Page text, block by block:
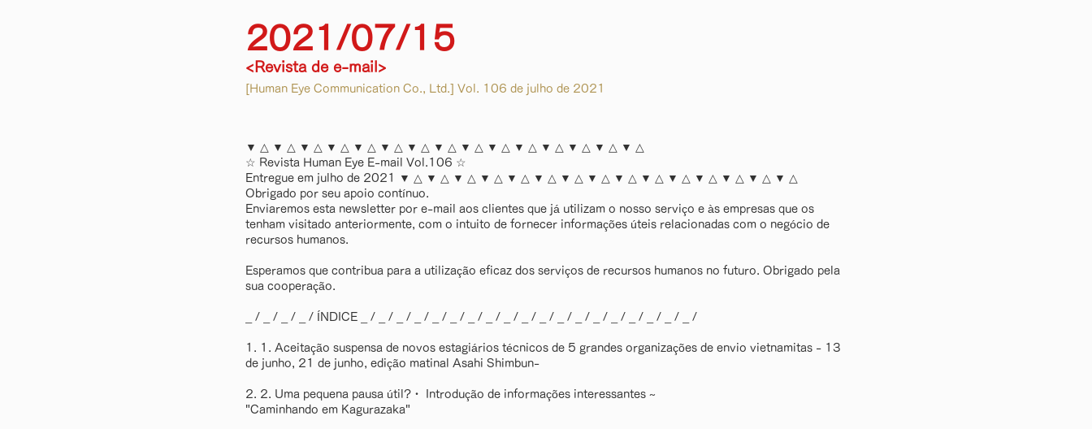
2021/07/15
<Revista de e-mail>
[Human Eye Communication Co., Ltd.] Vol. 106 de julho de 2021
▼ △ ▼ △ ▼ △ ▼ △ ▼ △ ▼ △ ▼ △ ▼ △ ▼ △ ▼ △ ▼ △ ▼ △ ▼ △ ▼ △ ▼ △
☆ Revista Human Eye E-mail Vol.106 ☆
Entregue em julho de 2021 ▼ △ ▼ △ ▼ △ ▼ △ ▼ △ ▼ △ ▼ △ ▼ △ ▼ △ ▼ △ ▼ △ ▼ △ ▼ △ ▼ △ ▼ △
Obrigado por seu apoio contínuo.
Enviaremos esta newsletter por e-mail aos clientes que já utilizam o nosso serviço e às empresas que os
tenham visitado anteriormente, com o intuito de fornecer informações úteis relacionadas com o negócio de
recursos humanos.
Esperamos que contribua para a utilização eficaz dos serviços de recursos humanos no futuro. Obrigado pela
sua cooperação.
_ / _ / _ / _ / ÍNDICE _ / _ / _ / _ / _ / _ / _ / _ / _ / _ / _ / _ / _ / _ / _ / _ / _ / _ / _ /
1. 1. Aceitação suspensa de novos estagiários técnicos de 5 grandes organizações de envio vietnamitas - 13
de junho, 21 de junho, edição matinal Asahi Shimbun-
2. 2. Uma pequena pausa útil?・ Introdução de informações interessantes ~
"Caminhando em Kagurazaka"